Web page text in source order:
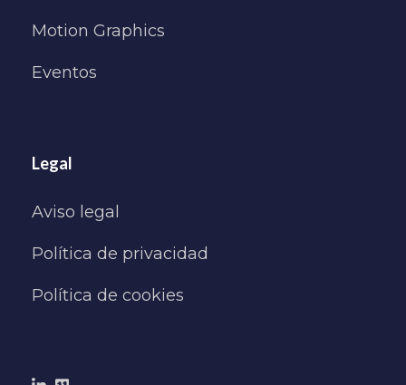
Motion Graphics
Eventos
Legal
Aviso legal
Política de privacidad
Política de cookies